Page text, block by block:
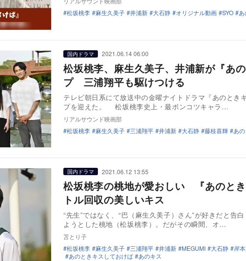
松坂桃李
麻生久美子 井浦新 大石静 オリジナル動画 SYO
国内ドラマ 2021.06.14 06:00
松坂桃李、麻生久美子、井浦新が『あ
プ 三浦翔平も駆けつける
テレビ朝日系にて放送中の金曜ナイトドラマ『あのとき
プを迎えた。 松坂桃李史上・最ポンコツキャラ…
リアルサウンド映画部
松坂桃李
麻生久美子 三浦翔平 井浦新 大石静 藤枝喜輝 あ
国内ドラマ 2021.06.12 13:55
松坂桃李の桃地が愛おしい 『あのと
トル回収の美しいキス
“先生”ではなく、“巴（麻生久美子）さん”が好きだと告
ようとした桃地（松坂桃李）。だがその瞬間、オ…
苫とり子
松坂桃李
麻生久美子 三浦翔平 井浦新 MEGUMI 大石静 岸
あのときキスしておけば
あのキス